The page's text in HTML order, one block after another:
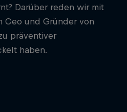
Darüber reden wir mit
Ceo und Gründer von
präventiver
haben.